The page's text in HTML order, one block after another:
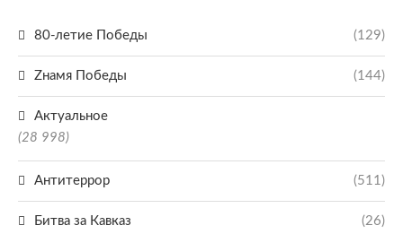
80-летие Победы (129)
Zнамя Победы (144)
Актуальное
(28 998)
Антитеррор (511)
Битва за Кавказ (26)